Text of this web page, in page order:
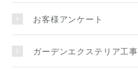
お客様アンケート
ガーデンエクステリア工事